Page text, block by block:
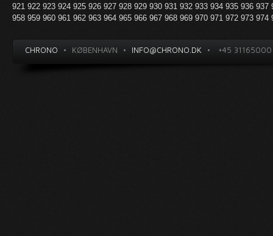
921 922 923 924 925 926 927 928 929 930 931 932 933 934 935 936 937
958 959 960 961 962 963 964 965 966 967 968 969 970 971 972 973 974
CHRONO • KØBENHAVN • INFO@CHRONO.DK • +45 31165000